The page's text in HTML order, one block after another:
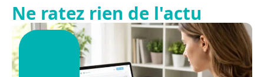
Ne ratez rien de l'actu